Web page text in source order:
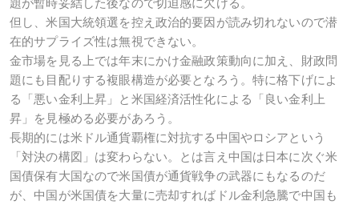
題が暫時妥結した後なので切迫感に欠ける。
但し、米国大統領選を控え政治的要因が読み切れないので潜
在的サプライズ性は無視できない。
金市場を見る上では年末にかけ金融政策動向に加え、財政問
題にも目配りする複眼構造が必要となろう。特に格下げによ
る「悪い金利上昇」と米国経済活性化による「良い金利上
昇」を見極める必要があろう。
長期的には米ドル通貨覇権に対抗する中国やロシアという
「対決の構図」は変わらない。とは言え中国は日本に次ぐ米
国債保有大国なので米国債が通貨戦争の武器にもなるのだ
が、中国が米国債を大量に売却すればドル金利急騰で中国も